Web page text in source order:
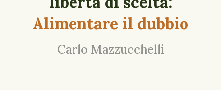
Alimentare il dubbio
Carlo Mazzucchelli